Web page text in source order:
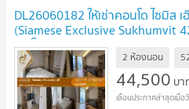
DL26060182 ให้เช่าคอนโด ไซมิส
(Siamese Exclusive Sukhumvit
อยู่ โทรด่วน 0653619502 LineID
2 ห้องนอน
44,500 บา